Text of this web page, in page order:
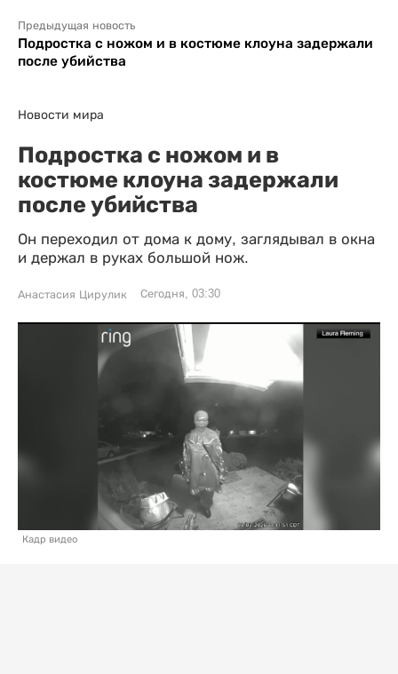
Предыдущая новость
Подростка с ножом и в костюме клоуна задержали
после убийства
Новости мира
Подростка с ножом и в
костюме клоуна задержали
после убийства
Он переходил от дома к дому, заглядывал в окна
и держал в руках большой нож.
Анастасия Цирулик Сегодня, 03:30
Кадр видео